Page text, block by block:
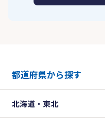
都道府県から探す
北海道・東北